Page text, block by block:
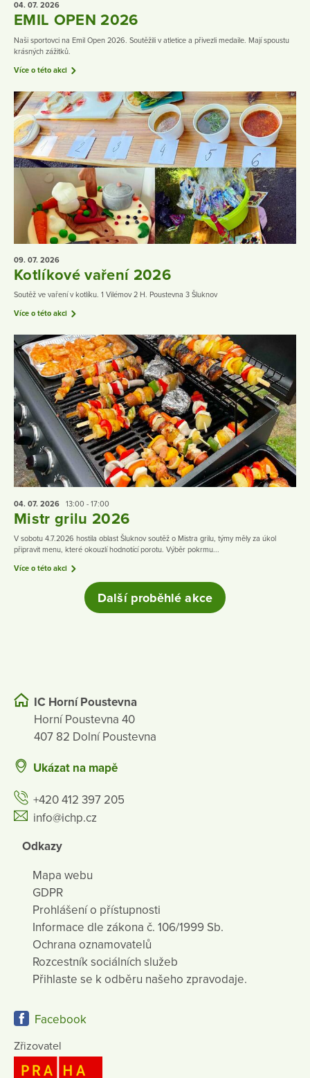
04. 07. 2026
EMIL OPEN 2026
Naši sportovci na Emil Open 2026. Soutěžili v atletice a přivezli medaile. Mají spoustu
krásných zážitků.
Více o této akci
09. 07. 2026
Kotlíkové vaření 2026
Soutěž ve vaření v kotlíku. 1 Vilémov 2 H. Poustevna 3 Šluknov
Více o této akci
04. 07. 2026 13:00 - 17:00
Mistr grilu 2026
V sobotu 4.7.2026 hostila oblast Šluknov soutěž o Mistra grilu, týmy měly za úkol
připravit menu, které okouzlí hodnotící porotu. Výběr pokrmu...
Více o této akci
Další proběhlé akce
IC Horní Poustevna
Horní Poustevna 40
407 82 Dolní Poustevna
Ukázat na mapě
+420 412 397 205
info@ichp.cz
Odkazy
Mapa webu
GDPR
Prohlášení o přístupnosti
Informace dle zákona č. 106/1999 Sb.
Ochrana oznamovatelů
Rozcestník sociálních služeb
Přihlaste se k odběru našeho zpravodaje.
Facebook
Zřizovatel